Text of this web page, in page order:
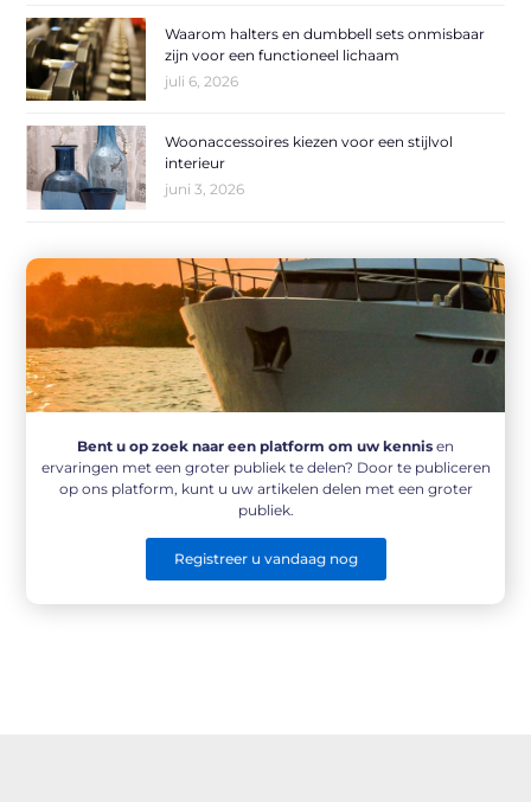
Waarom halters en dumbbell sets onmisbaar
zijn voor een functioneel lichaam
juli 6, 2026
Woonaccessoires kiezen voor een stijlvol
interieur
juni 3, 2026
Bent u op zoek naar een platform om uw kennis en
ervaringen met een groter publiek te delen? Door te publiceren
op ons platform, kunt u uw artikelen delen met een groter
publiek.
Registreer u vandaag nog